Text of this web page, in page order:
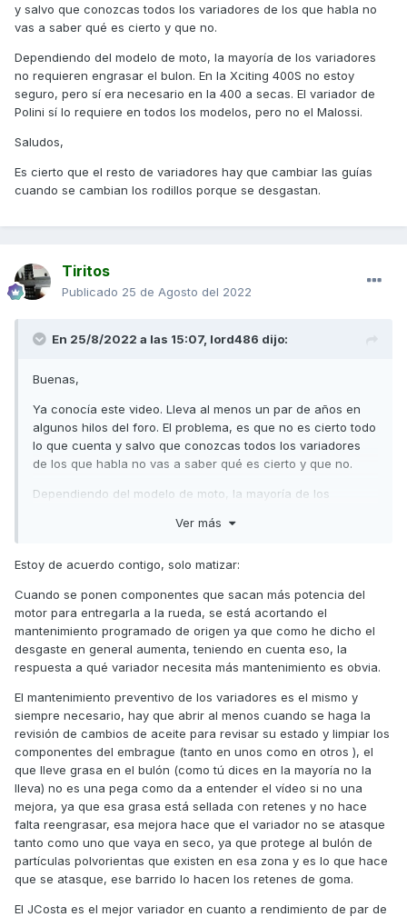
Aquí de un vídeo que explica sobre los mantenimientos que
creo que es bastante mejor el J costa con respecto a los
demás variadores
y salvo que conozcas todos los variadores de los que habla no
vas a saber qué es cierto y que no.
Dependiendo del modelo de moto, la mayoría de los variadores
no requieren engrasar el bulon. En la Xciting 400S no estoy
seguro, pero sí era necesario en la 400 a secas. El variador de
Polini sí lo requiere en todos los modelos, pero no el Malossi.
Saludos,
Es cierto que el resto de variadores hay que cambiar las guías
cuando se cambian los rodillos porque se desgastan.
Tiritos
Publicado 25 de Agosto del 2022
En 25/8/2022 a las 15:07, lord486 dijo:
Buenas,
Ya conocía este video. Lleva al menos un par de años en
algunos hilos del foro. El problema, es que no es cierto todo
lo que cuenta y salvo que conozcas todos los variadores
de los que habla no vas a saber qué es cierto y que no.
Dependiendo del modelo de moto, la mayoría de los
400S no estoy seguro, pero sí era necesario en la 400 a
modelos, pero no el Malossi.
Saludos,
Es cierto que el resto de variadores hay que cambiar las
guías cuando se cambian los rodillos porque se desgastan.
Ver más
Estoy de acuerdo contigo, solo matizar:
Cuando se ponen componentes que sacan más potencia del
motor para entregarla a la rueda, se está acortando el
mantenimiento programado de origen ya que como he dicho el
desgaste en general aumenta, teniendo en cuenta eso, la
respuesta a qué variador necesita más mantenimiento es obvia.
El mantenimiento preventivo de los variadores es el mismo y
siempre necesario, hay que abrir al menos cuando se haga la
revisión de cambios de aceite para revisar su estado y limpiar los
componentes del embrague (tanto en unos como en otros ), el
que lleve grasa en el bulón (como tú dices en la mayoría no la
lleva) no es una pega como da a entender el vídeo si no una
mejora, ya que esa grasa está sellada con retenes y no hace
falta reengrasar, esa mejora hace que el variador no se atasque
tanto como uno que vaya en seco, ya que protege al bulón de
partículas polvorientas que existen en esa zona y es lo que hace
que se atasque, ese barrido lo hacen los retenes de goma.
El JCosta es el mejor variador en cuanto a rendimiento de par de